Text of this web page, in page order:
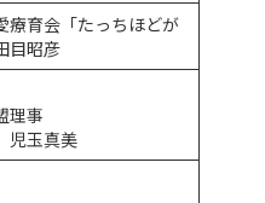
療育会「たっちほどが
目昭彦
理事
玉真美